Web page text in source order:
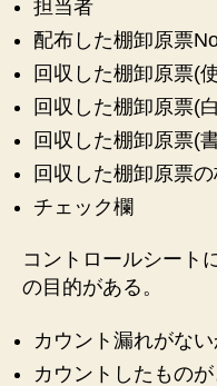
担当者
配布した棚卸原票
回収した棚卸原票(
回収した棚卸原票(
回収した棚卸原票(
回収した棚卸原票
チェック欄
コントロールシート
の目的がある。
カウント漏れがない
カウントしたもの